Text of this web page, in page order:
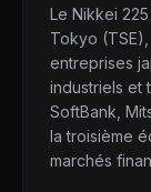
Le Nikkei
Tokyo
entreprises
industriels et
SoftBank,
la troisième
marchés